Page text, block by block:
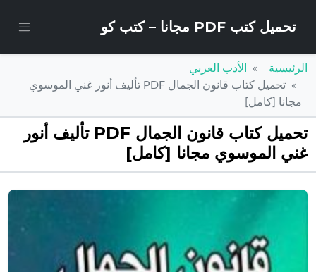
تحميل كتب PDF مجانا – كتب كو
الرئيسية
الأدب العربي
تحميل كتاب قانون الجمال PDF تأليف أنور غني الموسوي
مجانا [كامل]
تحميل كتاب قانون الجمال PDF تأليف أنور
غني الموسوي مجانا [كامل]